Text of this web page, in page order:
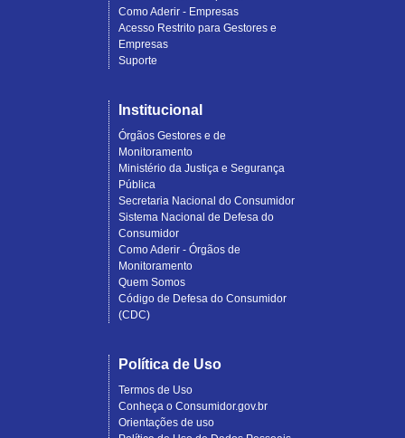
Como Aderir - Empresas
Acesso Restrito para Gestores e
Empresas
Suporte
Institucional
Órgãos Gestores e de
Monitoramento
Ministério da Justiça e Segurança
Pública
Secretaria Nacional do Consumidor
Sistema Nacional de Defesa do
Consumidor
Como Aderir - Órgãos de
Monitoramento
Quem Somos
Código de Defesa do Consumidor
(CDC)
Política de Uso
Termos de Uso
Conheça o Consumidor.gov.br
Orientações de uso